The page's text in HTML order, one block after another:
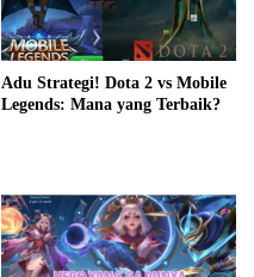
Adu Strategi! Dota 2 vs Mobile
Legends: Mana yang Terbaik?